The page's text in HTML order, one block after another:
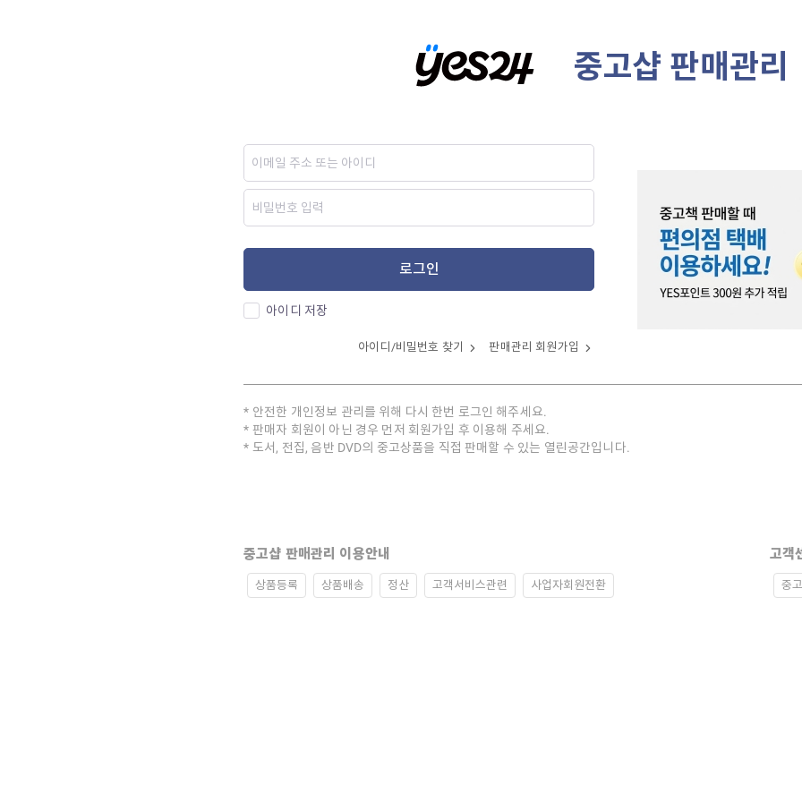
중고샵 판매관리
로그인
아이디 저장
아이디/비밀번호 찾기 판매관리 회원가입
안전한 개인정보 관리를 위해 다시 한번 로그인 해주세요.
판매자 회원이 아닌 경우 먼저 회원가입 후 이용해 주세요.
도서, 전집, 음반 DVD의 중고상품을 직접 판매할 수 있는 열린공간입니다.
중고샵 판매관리 이용안내
상품등록 상품배송 정산 고객서비스관련 사업자회원전환
고객
중